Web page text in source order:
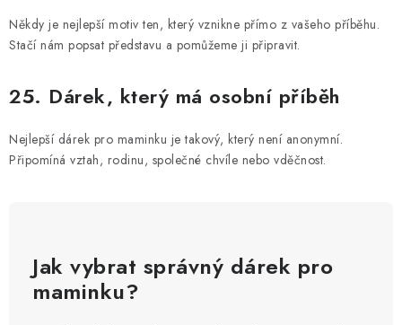
Někdy je nejlepší motiv ten, který vznikne přímo z vašeho příběhu.
Stačí nám popsat představu a pomůžeme ji připravit.
25. Dárek, který má osobní příběh
Nejlepší dárek pro maminku je takový, který není anonymní.
Připomíná vztah, rodinu, společné chvíle nebo vděčnost.
Jak vybrat správný dárek pro
maminku?